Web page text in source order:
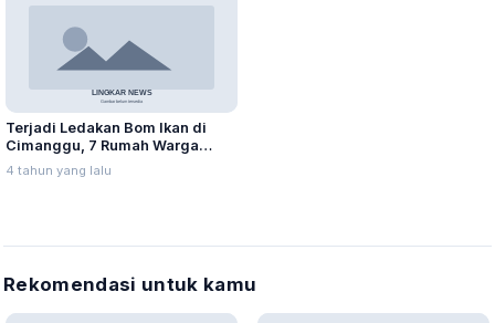
Terjadi Ledakan Bom Ikan di
Cimanggu, 7 Rumah Warga
Rusak
4 tahun yang lalu
Rekomendasi untuk kamu